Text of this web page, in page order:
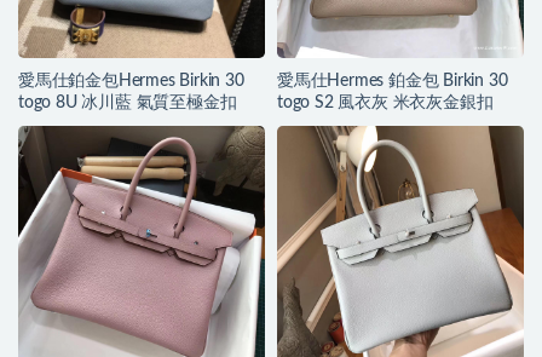
愛馬仕鉑金包Hermes Birkin 30
togo 8U 冰川藍 氣質至極金扣
愛馬仕Hermes 鉑金包 Birkin 30
togo S2 風衣灰 米衣灰金銀扣